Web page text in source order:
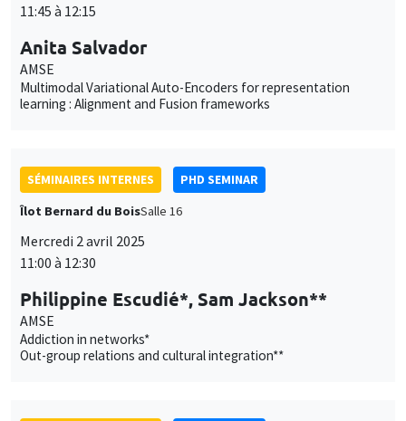
11:45 à 12:15
Anita Salvador
AMSE
Multimodal Variational Auto-Encoders for representation
learning : Alignment and Fusion frameworks
SÉMINAIRES INTERNES
PHD SEMINAR
Îlot Bernard du BoisSalle 16
Mercredi 2 avril 2025
11:00 à 12:30
Philippine Escudié*, Sam Jackson**
AMSE
Addiction in networks*
Out-group relations and cultural integration**